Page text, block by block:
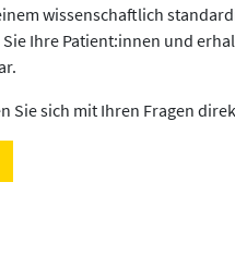
wissenschaftlich
Ihre Patient:innen und
Sie sich mit Ihren Fragen